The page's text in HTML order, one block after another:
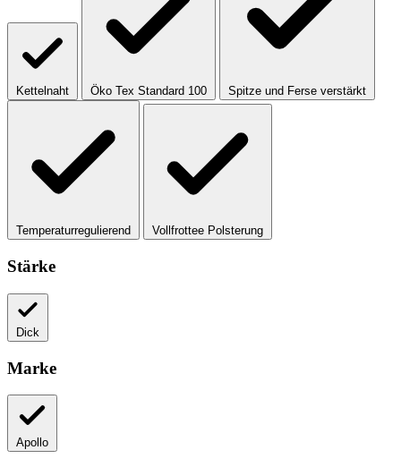
Kettelnaht Öko Tex Standard 100 Spitze und Ferse verstärkt
Temperaturregulierend Vollfrottee Polsterung
Stärke
Dick
Marke
Apollo